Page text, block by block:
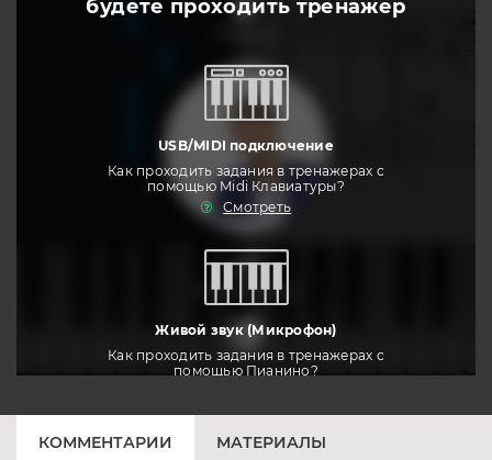
будете проходить тренажер
USB/MIDI подключение
Как проходить задания в тренажерах с
помощью Midi Клавиатуры?
Смотреть
Живой звук (Микрофон)
Как проходить задания в тренажерах с
помощью Пианино?
тренировать
КОММЕНТАРИИ МАТЕРИАЛЫ